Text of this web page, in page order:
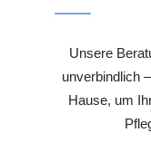
Unsere
unverbindlich
Hause, um